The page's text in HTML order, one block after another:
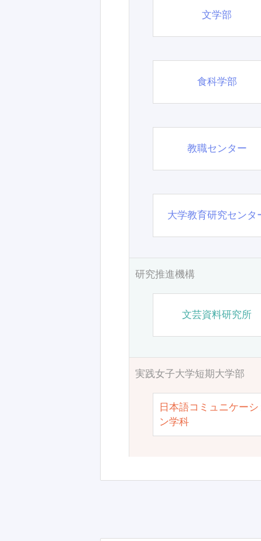
文学部
食科学部
教職センター
大学教育研究センタ
研究推進機構
文芸資料研究所
実践女子大学短期大学部
日本語コミュニケーシ
ン学科